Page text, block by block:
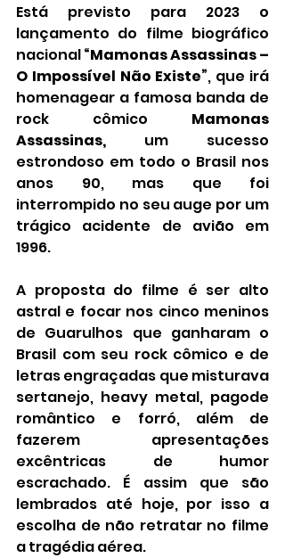
Está previsto para 2023 o
lançamento do filme biográfico
nacional “Mamonas Assassinas –
O Impossível Não Existe”, que irá
homenagear a famosa banda de
rock cômico Mamonas
Assassinas, um sucesso
estrondoso em todo o Brasil nos
anos 90, mas que foi
interrompido no seu auge por um
trágico acidente de avião em
1996.
A proposta do filme é ser alto
astral e focar nos cinco meninos
de Guarulhos que ganharam o
Brasil com seu rock cômico e de
letras engraçadas que misturava
sertanejo, heavy metal, pagode
romântico e forró, além de
fazerem apresentações
excêntricas de humor
escrachado. É assim que são
lembrados até hoje, por isso a
escolha de não retratar no filme
a tragédia aérea.